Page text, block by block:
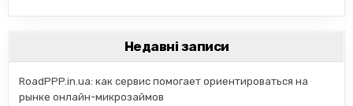
Недавні записи
RoadPPP.in.ua: как сервис помогает ориентироваться на
рынке онлайн-микрозаймов